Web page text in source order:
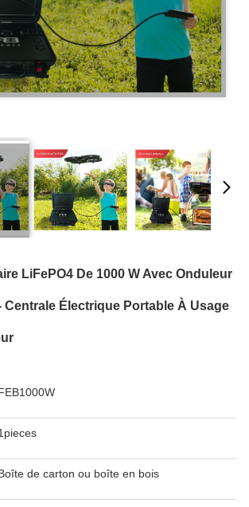
LiFePO4 De 1000 W Avec Onduleur
Centrale Électrique Portable À Usage
de carton ou boîte en bois